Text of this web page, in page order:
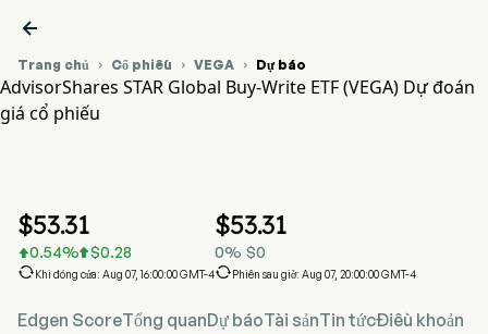

Trang chủ  Cổ phiếu  VEGA  Dự báo
AdvisorShares STAR Global Buy-Write ETF (VEGA) Dự đoán
giá cổ phiếu
$53.31
0.54% $0.28
Khi đóng cửa: Aug 07, 16:00:00 GMT-4
$53.31
0% $0
Phiên sau giờ: Aug 07, 20:00:00 GMT-4
Edgen ScoreTổng quanDự báoTài sảnTin tứcĐiều khoản